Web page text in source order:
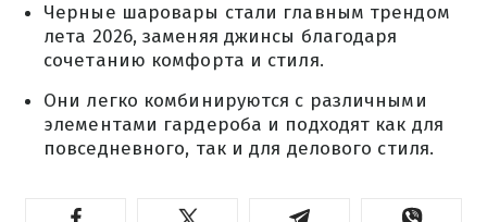
Черные шаровары стали главным трендом
лета 2026, заменяя джинсы благодаря
сочетанию комфорта и стиля.
Они легко комбинируются с различными
элементами гардероба и подходят как для
повседневного, так и для делового стиля.